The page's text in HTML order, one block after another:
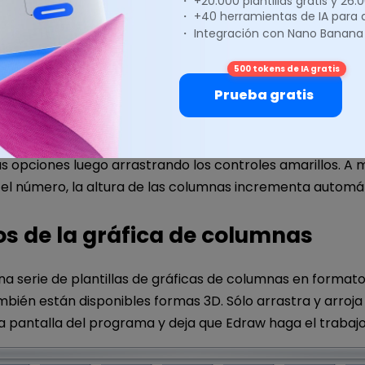
automático
crear histogramas de forma automática para ti.
a EdrawMax qué hacer, haciendo clic en el
que se haga cargo del resto. Edraw automáticamente
(donde iniciar y donde finalizar la línea de
de QUE (el ancho de cada QUE en la línea de
opciones luego arrastrando los controles amarillos. A
número, la altura de las columnas incrementa
de la gráfica de columnas
serie de plantillas de gráficas de columnas en
están disponibles formas 3D. Sólo arrastra y
pantalla del programa y deja que Edraw haga el
・ +40 herramientas de IA
・ Integración con Nano Banana
500 tokens de IA gratis
Prueba gratis